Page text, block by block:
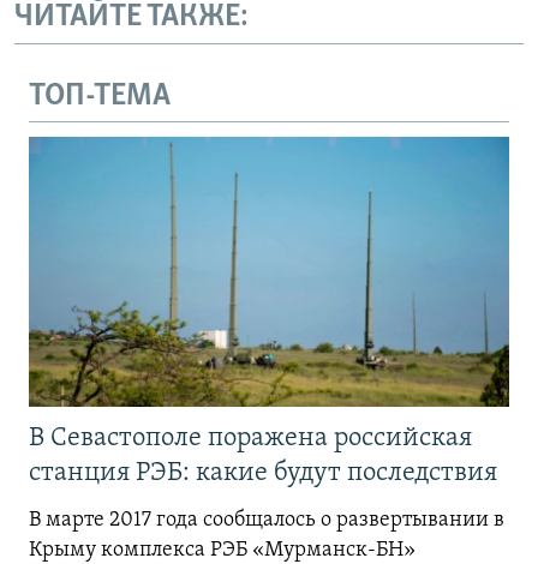
ЧИТАЙТЕ ТАКЖЕ:
ТОП-ТЕМА
В Севастополе поражена российская
станция РЭБ: какие будут последствия
В марте 2017 года сообщалось о развертывании в
Крыму комплекса РЭБ «Мурманск-БН»